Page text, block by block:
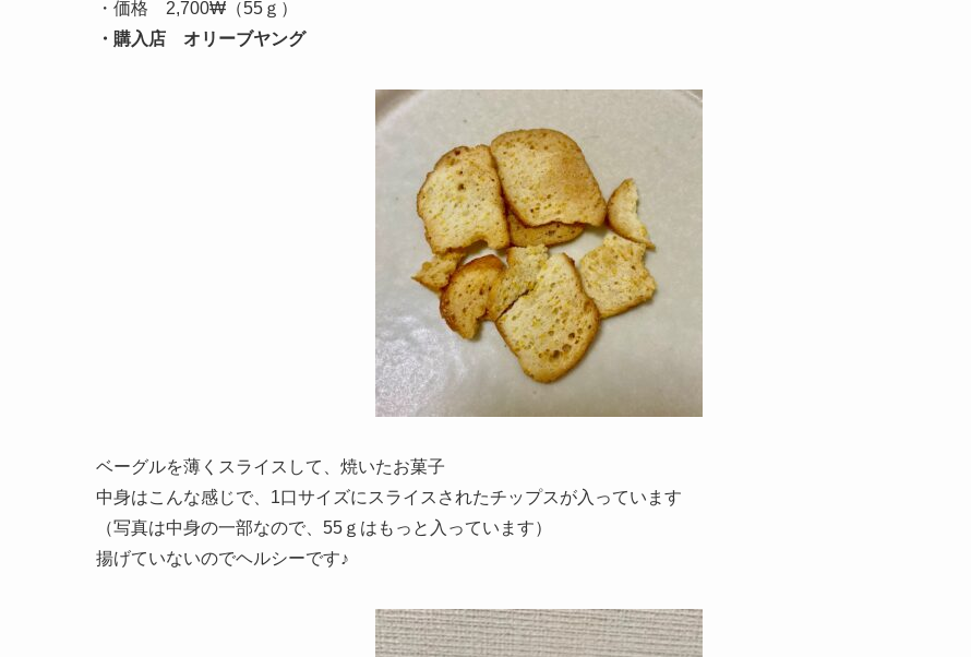
・価格 2,700₩（55ｇ）
・購入店 オリーブヤング
ベーグルを薄くスライスして、焼いたお菓子
中身はこんな感じで、1口サイズにスライスされたチップスが入っています
（写真は中身の一部なので、55ｇはもっと入っています）
揚げていないのでヘルシーです♪